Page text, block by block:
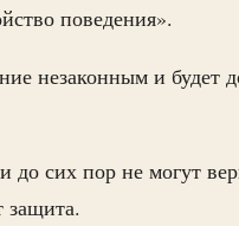
поведения».
незаконным и будет
до сих пор не могут
защита.